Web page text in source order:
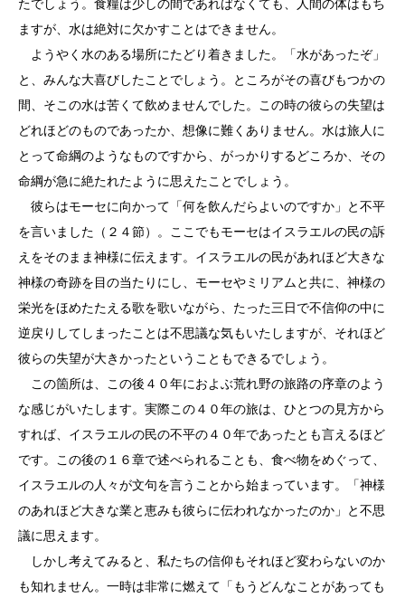
たでしょう。食糧は少しの間であればなくても、人間の体はもち
ますが、水は絶対に欠かすことはできません。
ようやく水のある場所にたどり着きました。「水があったぞ」
と、みんな大喜びしたことでしょう。ところがその喜びもつかの
間、そこの水は苦くて飲めませんでした。この時の彼らの失望は
どれほどのものであったか、想像に難くありません。水は旅人に
とって命綱のようなものですから、がっかりするどころか、その
命綱が急に絶たれたように思えたことでしょう。
彼らはモーセに向かって「何を飲んだらよいのですか」と不平
を言いました（２４節）。ここでもモーセはイスラエルの民の訴
えをそのまま神様に伝えます。イスラエルの民があれほど大きな
神様の奇跡を目の当たりにし、モーセやミリアムと共に、神様の
栄光をほめたたえる歌を歌いながら、たった三日で不信仰の中に
逆戻りしてしまったことは不思議な気もいたしますが、それほど
彼らの失望が大きかったということもできるでしょう。
この箇所は、この後４０年におよぶ荒れ野の旅路の序章のよう
な感じがいたします。実際この４０年の旅は、ひとつの見方から
すれば、イスラエルの民の不平の４０年であったとも言えるほど
です。この後の１６章で述べられることも、食べ物をめぐって、
イスラエルの人々が文句を言うことから始まっています。「神様
のあれほど大きな業と恵みも彼らに伝われなかったのか」と不思
議に思えます。
しかし考えてみると、私たちの信仰もそれほど変わらないのか
も知れません。一時は非常に燃えて「もうどんなことがあっても